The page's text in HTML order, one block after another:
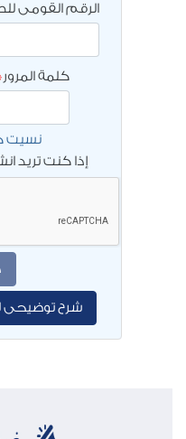
الرقم القومى
كلمة المرور
نسيت
إذا كنت تريد
شرح توضيحى